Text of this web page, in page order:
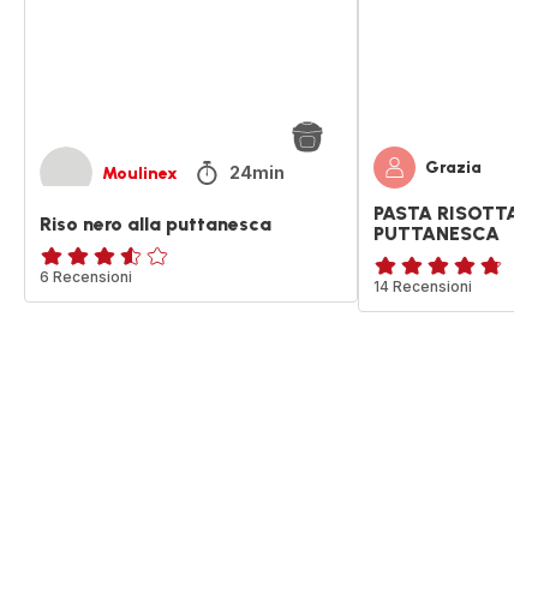
Moulinex 24min
Riso nero alla puttanesca
ratings.3.5
6 Recensioni
Grazia
PASTA
PUTTANESCA
ratings.4.7
14 Recensioni